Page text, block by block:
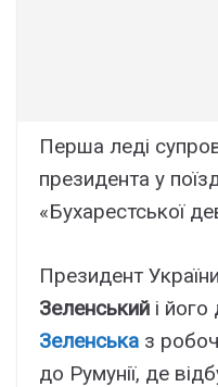
Перша леді
президента у
«Бухарестської
Президент України
Зеленський і
Зеленська з
до Румунії, де